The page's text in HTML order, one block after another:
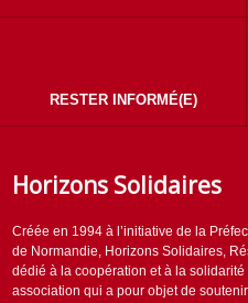
RESTER INFORMÉ(E)
Horizons Solidaires
Créée en 1994 à l’initiative de la
de Normandie, Horizons Solidaires,
dédié à la coopération et à la
association qui a pour objet de